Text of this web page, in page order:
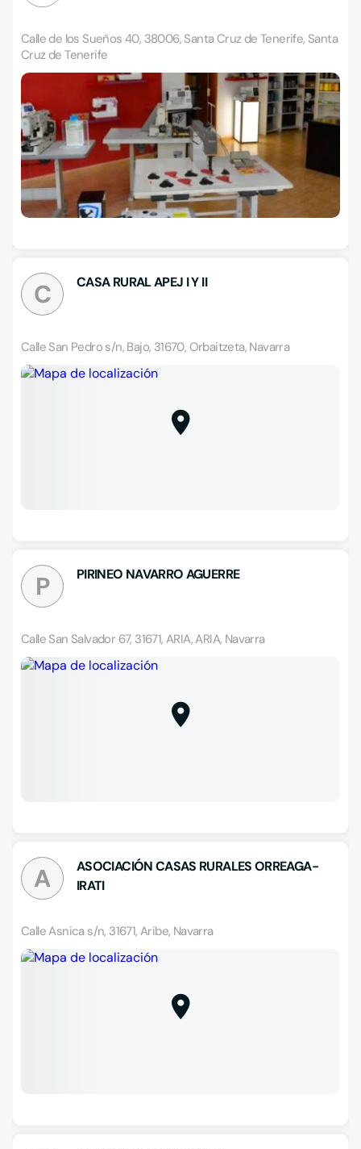
Calle de los Sueños 40, 38006, Santa Cruz de Tenerife, Santa
Cruz de Tenerife
C CASA RURAL APEJ I Y II
Calle San Pedro s/n, Bajo, 31670, Orbaitzeta, Navarra
P PIRINEO NAVARRO AGUERRE
Calle San Salvador 67, 31671, ARIA, ARIA, Navarra
A
ASOCIACIÓN CASAS RURALES ORREAGA-
IRATI
Calle Asnica s/n, 31671, Aribe, Navarra